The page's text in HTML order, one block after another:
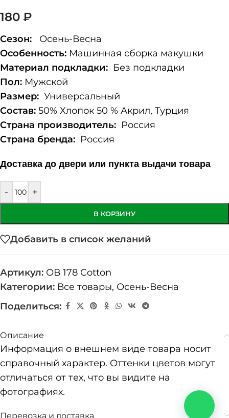
180 ₽
Сезон: Осень-Весна
Особенность: Машинная сборка макушки
Материал подкладки: Без подкладки
Пол: Мужской
Размер: Универсальный
Состав: 50% Хлопок 50 % Акрил, Турция
Страна производитель: Россия
Страна бренда: Россия
Доставка до двери или пункта выдачи товара
- +
В КОРЗИНУ
Добавить в список желаний
Артикул: ОВ 178 Cotton
Категории: Все товары, Осень-Весна
Поделиться:
Описание
Информация о внешнем виде товара носит
справочный характер. Оттенки цветов могут
отличаться от тех, что вы видите на
фотографиях.
Перевозка и доставка